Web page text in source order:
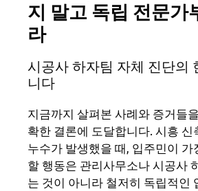
지 말고 독립 전문가
라
시공사 하자팀 자체 진단의
니다
지금까지 살펴본 사례와 증거들
확한 결론에 도달합니다. 시흥 신
누수가 발생했을 때, 입주민이 가
할 행동은 관리사무소나 시공사
는 것이 아니라 철저히 독립적인